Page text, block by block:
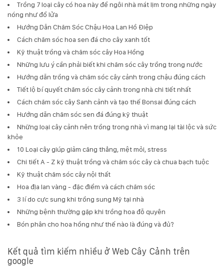
Trồng 7 loại cây có hoa này để ngôi nhà mát lịm trong những ngày
nóng như đổ lửa
Hướng Dẫn Chăm Sóc Chậu Hoa Lan Hồ Điệp
Cách chăm sóc hoa sen đá cho cây xanh tốt
Kỹ thuật trồng và chăm sóc cây Hoa Hồng
Những lưu ý cần phải biết khi chăm sóc cây trồng trong nước
Hướng dẫn trồng và chăm sóc cây cảnh trong chậu đúng cách
Tiết lộ bí quyết chăm sóc cây cảnh trong nhà chi tiết nhất
Cách chăm sóc cây Sanh cảnh và tạo thế Bonsai đúng cách
Hướng dẫn chăm sóc sen đá đúng kỹ thuật
Những loại cây cảnh nên trồng trong nhà vì mang lại tài lộc và sức
khỏe
10 Loại cây giúp giảm căng thẳng, mệt mỏi, stress
Chi tiết A - Z kỹ thuật trồng và chăm sóc cây cà chua bạch tuộc
Kỹ thuật chăm sóc cây nội thất
Hoa địa lan vàng - đặc điểm và cách chăm sóc
3 lí do cực sung khi trồng sung Mỹ tại nhà
Những bệnh thường gặp khi trồng hoa đỗ quyên
Bón phân cho hoa hồng như thế nào là đúng và đủ?
Kết quả tìm kiếm nhiều ở Web Cây Cảnh trên
google